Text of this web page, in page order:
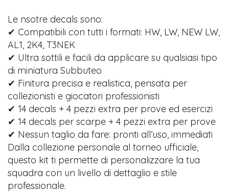
Le nsotre decals sono:
✔ Compatibili con tutti i formati: HW, LW, NEW LW,
AL1, 2K4, T3NEK
✔ Ultra sottili e facili da applicare su qualsiasi tipo
di miniatura Subbuteo
✔ Finitura precisa e realistica, pensata per
collezionisti e giocatori professionisti
✔ 14 decals + 4 pezzi extra per prove ed esercizi
✔ 14 decals per scarpe + 4 pezzi extra per prove
✔ Nessun taglio da fare: pronti all’uso, immediati
Dalla collezione personale al torneo ufficiale,
questo kit ti permette di personalizzare la tua
squadra con un livello di dettaglio e stile
professionale.